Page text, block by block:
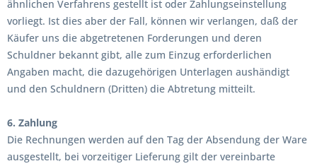
ähnlichen Verfahrens gestellt ist oder Zahlungseinstellung
vorliegt. Ist dies aber der Fall, können wir verlangen, daß der
Käufer uns die abgetretenen Forderungen und deren
Schuldner bekannt gibt, alle zum Einzug erforderlichen
Angaben macht, die dazugehörigen Unterlagen aushändigt
und den Schuldnern (Dritten) die Abtretung mitteilt.
6. Zahlung
Die Rechnungen werden auf den Tag der Absendung der Ware
ausgestellt, bei vorzeitiger Lieferung gilt der vereinbarte